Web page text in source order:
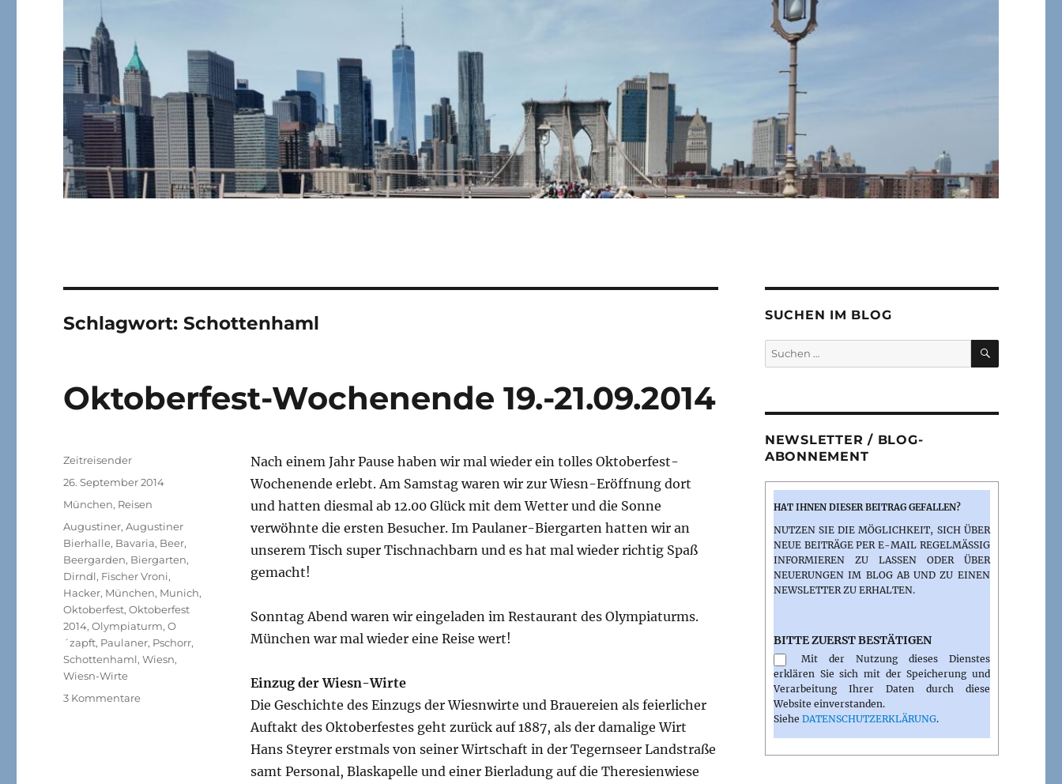
Schlagwort:Schottenhaml
Oktoberfest-Wochenende 19.-21.09.2014
Nach einem Jahr Pause haben wir mal wieder ein tolles Oktoberfest-
Wochenende erlebt. Am Samstag waren wir zur Wiesn-Eröffnung dort
und hatten diesmal ab 12.00 Glück mit dem Wetter und die Sonne
verwöhnte die ersten Besucher. Im Paulaner-Biergarten hatten wir an
unserem Tisch super Tischnachbarn und es hat mal wieder richtig Spaß
gemacht!
Sonntag Abend waren wir eingeladen im Restaurant des Olympiaturms.
München war mal wieder eine Reise wert!
Einzug der Wiesn-Wirte
Die Geschichte des Einzugs der Wiesnwirte und Brauereien als feierlicher
Auftakt des Oktoberfestes geht zurück auf 1887, als der damalige Wirt
Hans Steyrer erstmals von seiner Wirtschaft in der Tegernseer Landstraße
samt Personal, Blaskapelle und einer Bierladung auf die Theresienwiese
Autor
Zeitreisender
Veröffentlicht
am
26. September 2014
Kategorien
München, Reisen
Schlagwörter
Augustiner,Augustiner
Bierhalle, Bavaria, Beer,
Beergarden, Biergarten,
Dirndl, Fischer Vroni,
Hacker, München, Munich,
Oktoberfest,Oktoberfest
2014,Olympiaturm,O
´zapft, Paulaner, Pschorr,
Schottenhaml,Wiesn,
Wiesn-Wirte
3 Kommentarezu
SUCHEN IM BLOG
Suchen
nach:
SUCHEN
NEWSLETTER / BLOG-
ABONNEMENT
HAT IHNEN DIESER BEITRAG GEFALLEN?
NUTZEN SIE DIE MÖGLICHKEIT, SICH ÜBER
NEUE BEITRÄGE PER E-MAIL REGELMÄSSIG I
NFORMIEREN ZU LASSEN ODER ÜBER N
EUERUNGEN IM BLOG AB UND ZU EINEN N
EWSLETTER ZU ERHALTEN.
BITTE ZUERST BESTÄTIGEN
Mit der Nutzung dieses Dienstes
erklären Sie sich mit der Speicherung und
Verarbeitung Ihrer Daten durch diese
Website einverstanden.
Siehe DATENSCHUTZERKLÄRUNG.